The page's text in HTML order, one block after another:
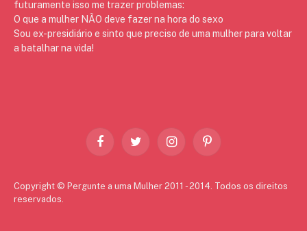
futuramente isso me trazer problemas:
O que a mulher NÃO deve fazer na hora do sexo
Sou ex-presidiário e sinto que preciso de uma mulher para voltar
a batalhar na vida!
FacebookTwitter InstagramPinterest
Copyright © Pergunte a uma Mulher 2011 - 2014. Todos os direitos
reservados.